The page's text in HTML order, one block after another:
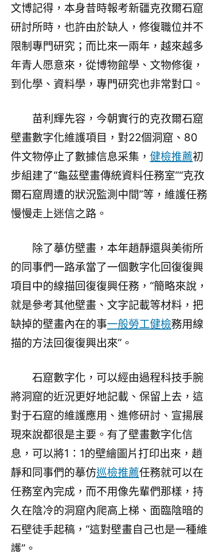
文博記得，本身昔時報考新疆克孜爾石窟
研討所時，也許由於缺人，修復職位并不
限制專門研究；而比來一兩年，越來越多
年青人愿意來，從博物館學、文物修復，
到化學、資料學，專門研究也非常對口。
苗利輝先容，今朝實行的克孜爾石窟
壁畫數字化維護項目，對22個洞窟、80
件文物停止了數據信息采集， 健檢推薦初
步組建了“龜茲壁畫傳統資料任務室”“克孜
爾石窟周遭的狀況監測中間”等，維護任務
慢慢走上迷信之路。
除了摹仿壁畫，本年趙靜還與美術所
的同事們一路承當了一個數字化回復復興
項目中的線描回復復興任務，“簡略來說，
就是參考其他壁畫、文字記載等材料，把
缺掉的壁畫內在的事一般勞工健檢務用線
描的方法回復復興出來”。
石窟數字化，可以經由過程科技手腕
將洞窟的近況更好地記載、保留上去，這
對于石窟的維護應用、進修研討、宣揚展
現來說都很是主要。有了壁畫數字化信
息，可以將1∶1的壁繪圖片打印出來，趙
靜和同事們的摹仿巡檢推薦任務就可以在
任務室內完成，而不用像先輩們那樣，持
久在陰冷的洞窟內爬高上梯、面臨陰暗的
石壁徒手起稿，“這對壁畫自己也是一種維
護”。